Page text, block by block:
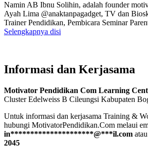
Namin AB Ibnu Solihin, adalah founder
Ayah Lima @anaktanpagadget, TV dan
Trainer Pendidikan, Pembicara Seminar
Selengkapnya disi
Informasi dan Kerjasama
Motivator Pendidikan Com Learning
Cluster Edelweiss B Cileungsi Kabupaten
Untuk informasi dan kerjasama Training &
hubungi MotivatorPendidikan.Com melaui
in*********************@***il.com atau
2045